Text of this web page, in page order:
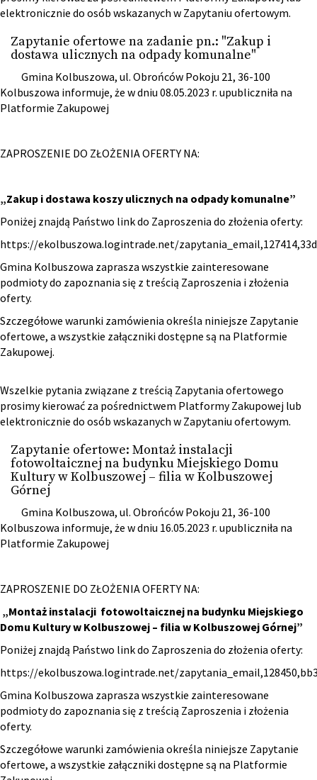
elektronicznie do osób wskazanych w Zapytaniu ofertowym.
Zapytanie ofertowe na zadanie pn.: "Zakup i
dostawa ulicznych na odpady komunalne"
Gmina Kolbuszowa, ul. Obrońców Pokoju 21, 36-100
Kolbuszowa informuje, że w dniu 08.05.2023 r. upubliczniła na
Platformie Zakupowej
ZAPROSZENIE DO ZŁOŻENIA OFERTY NA:
„Zakup i dostawa koszy ulicznych na odpady komunalne”
Poniżej znajdą Państwo link do Zaproszenia do złożenia oferty:
https://ekolbuszowa.logintrade.net/
Gmina Kolbuszowa zaprasza wszystkie zainteresowane
podmioty do zapoznania się z treścią Zaproszenia i złożenia
oferty.
Szczegółowe warunki zamówienia określa niniejsze Zapytanie
ofertowe, a wszystkie załączniki dostępne są na Platformie
Zakupowej.
Wszelkie pytania związane z treścią Zapytania ofertowego
prosimy kierować za pośrednictwem Platformy Zakupowej lub
elektronicznie do osób wskazanych w Zapytaniu ofertowym.
Zapytanie ofertowe: Montaż instalacji
fotowoltaicznej na budynku Miejskiego Domu
Kultury w Kolbuszowej – filia w Kolbuszowej
Górnej
Gmina Kolbuszowa, ul. Obrońców Pokoju 21, 36-100
Kolbuszowa informuje, że w dniu 16.05.2023 r. upubliczniła na
Platformie Zakupowej
ZAPROSZENIE DO ZŁOŻENIA OFERTY NA:
„Montaż instalacji fotowoltaicznej na budynku Miejskiego
Domu Kultury w Kolbuszowej – filia w Kolbuszowej Górnej”
Poniżej znajdą Państwo link do Zaproszenia do złożenia oferty:
https://ekolbuszowa.logintrade.net/
Gmina Kolbuszowa zaprasza wszystkie zainteresowane
podmioty do zapoznania się z treścią Zaproszenia i złożenia
oferty.
Szczegółowe warunki zamówienia określa niniejsze Zapytanie
ofertowe, a wszystkie załączniki dostępne są na Platformie